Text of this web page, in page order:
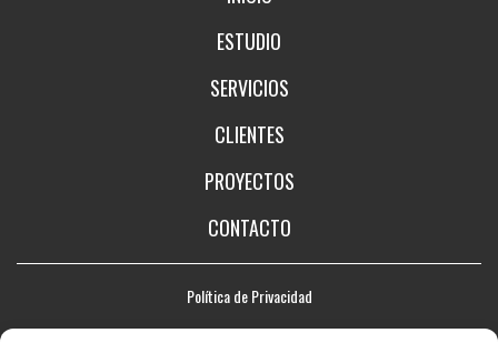
ESTUDIO
SERVICIOS
CLIENTES
PROYECTOS
CONTACTO
Política de Privacidad
Aviso legal